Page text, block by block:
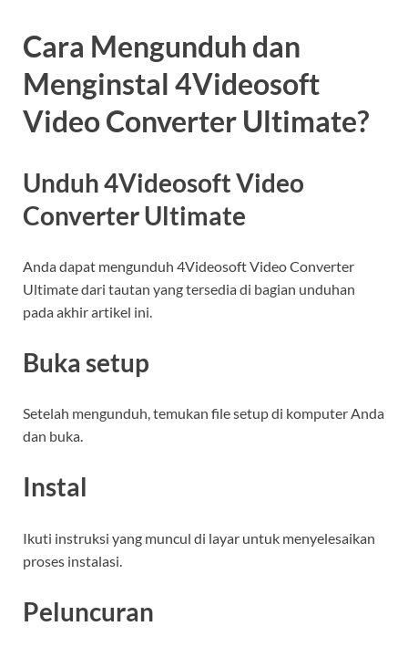
Cara Mengunduh dan
Menginstal 4Videosoft
Video Converter Ultimate?
Unduh 4Videosoft Video
Converter Ultimate
Anda dapat mengunduh 4Videosoft Video Converter
Ultimate dari tautan yang tersedia di bagian unduhan
pada akhir artikel ini.
Buka setup
Setelah mengunduh, temukan file setup di komputer Anda
dan buka.
Instal
Ikuti instruksi yang muncul di layar untuk menyelesaikan
proses instalasi.
Peluncuran